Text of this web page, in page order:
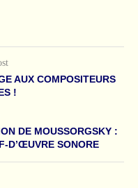
AUX COMPOSITEURS
!
DE MOUSSORGSKY :
D’ŒUVRE SONORE